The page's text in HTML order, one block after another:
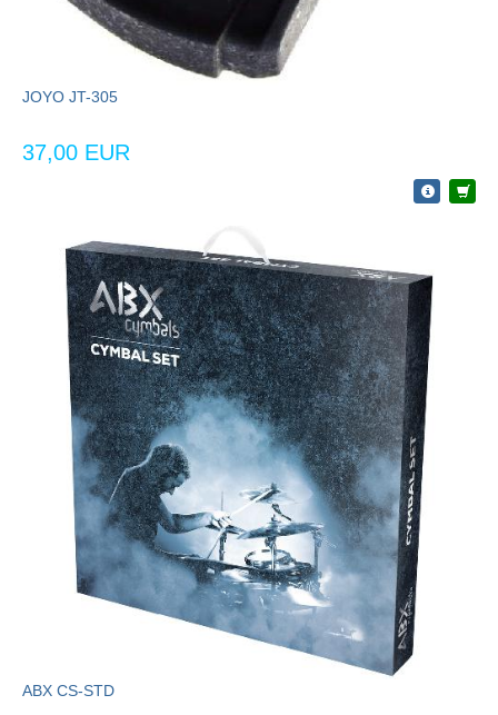
JOYO JT-305
37,00 EUR
ABX CS-STD